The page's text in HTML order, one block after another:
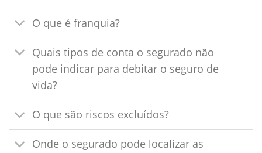
O que é franquia?
Quais tipos de conta o segurado não
pode indicar para debitar o seguro de
vida?
O que são riscos excluídos?
Onde o segurado pode localizar as